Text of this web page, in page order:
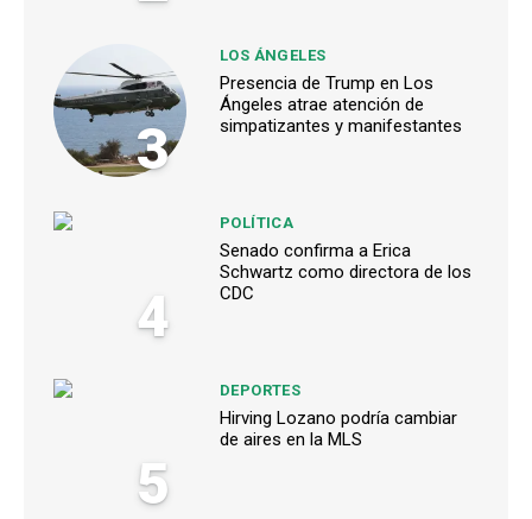
3
LOS ÁNGELES
Presencia de Trump en Los
Ángeles atrae atención de
simpatizantes y manifestantes
4
POLÍTICA
Senado confirma a Erica
Schwartz como directora de los
CDC
5
DEPORTES
Hirving Lozano podría cambiar
de aires en la MLS